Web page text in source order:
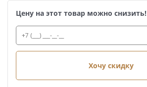
Цену на этот товар можно снизить!
Хочу скидку